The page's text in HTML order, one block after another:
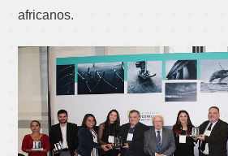
africanos.